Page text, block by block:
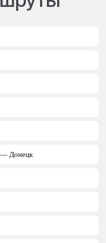
— Донецк